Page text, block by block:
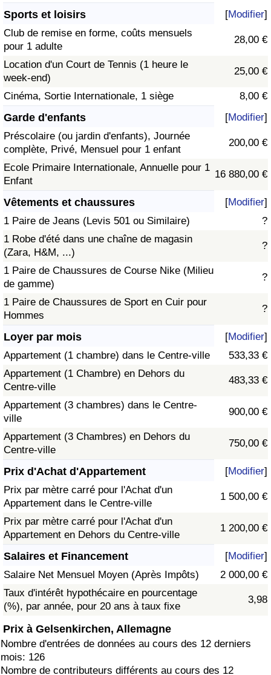
Sports et loisirs [Modifier]
Club de remise en forme, coûts mensuels
pour 1 adulte
28,00 €
Location d'un Court de Tennis (1 heure le
week-end)
25,00 €
Cinéma, Sortie Internationale, 1 siège 8,00 €
Garde d'enfants [Modifier]
Préscolaire (ou jardin d'enfants), Journée
complète, Privé, Mensuel pour 1 enfant
200,00 €
Ecole Primaire Internationale, Annuelle pour 1
Enfant
16 880,00 €
Vêtements et chaussures [Modifier]
1 Paire de Jeans (Levis 501 ou Similaire)
?
1 Robe d'été dans une chaîne de magasin
(Zara, H&M, ...)
?
1 Paire de Chaussures de Course Nike (Milieu
de gamme)
?
1 Paire de Chaussures de Sport en Cuir pour
Hommes
?
Loyer par mois [Modifier]
Appartement (1 chambre) dans le Centre-ville
533,33 €
Appartement (1 Chambre) en Dehors du
Centre-ville
483,33 €
Appartement (3 chambres) dans le Centre-
ville
900,00 €
Appartement (3 Chambres) en Dehors du
Centre-ville
750,00 €
Prix d'Achat d'Appartement [Modifier]
Prix par mètre carré pour l'Achat d'un
Appartement dans le Centre-ville
1 500,00 €
Prix par mètre carré pour l'Achat d'un
Appartement en Dehors du Centre-ville
1 200,00 €
Salaires et Financement [Modifier]
Salaire Net Mensuel Moyen (Après Impôts)
2 000,00 €
Taux d'intérêt hypothécaire en pourcentage
(%), par année, pour 20 ans à taux fixe
3,98
Prix à Gelsenkirchen, Allemagne
Nombre d'entrées de données au cours des 12 derniers
mois: 126
Nombre de contributeurs différents au cours des 12